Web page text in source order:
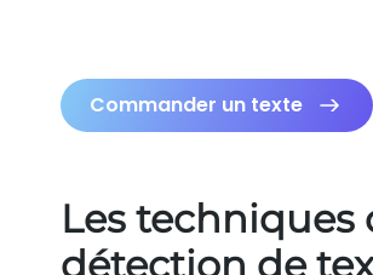
Commander un texte
Les techniques
détection de